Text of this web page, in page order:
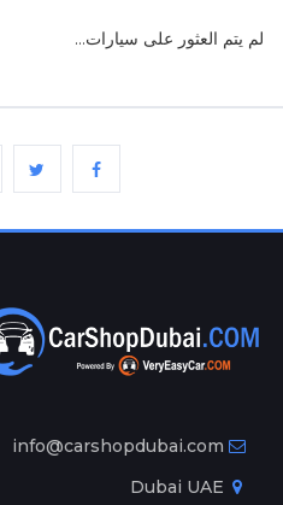
لم يتم العثور على سيارات...
info@carshopdubai.com